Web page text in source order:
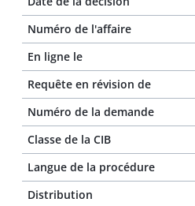
Numéro de l'affaire
En ligne le
Requête en révision de
Numéro de la demande
Classe de la CIB
Langue de la procédure
Distribution